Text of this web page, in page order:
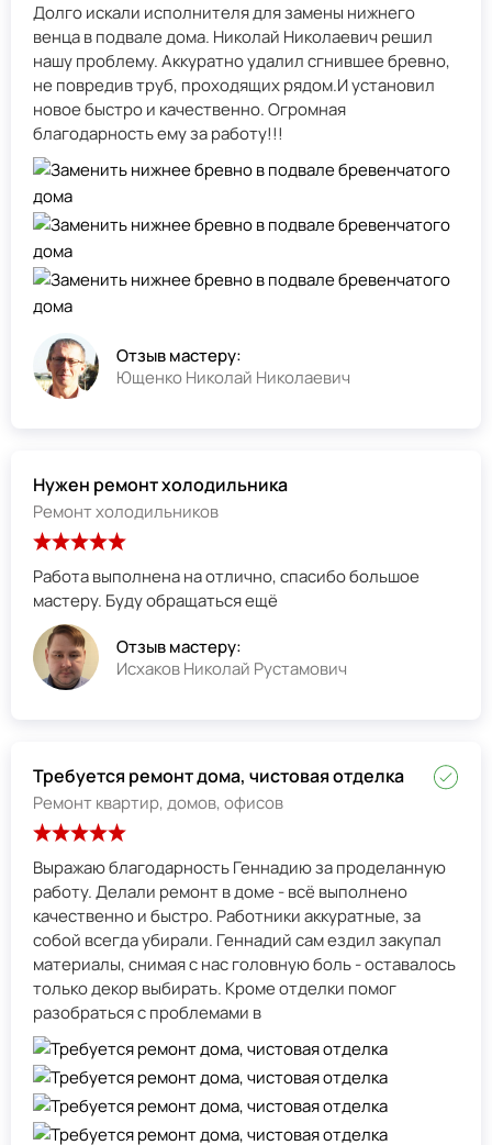
Долго искали исполнителя для замены нижнего
венца в подвале дома. Николай Николаевич решил
нашу проблему. Аккуратно удалил сгнившее бревно,
не повредив труб, проходящих рядом.И установил
новое быстро и качественно. Огромная
благодарность ему за работу!!!
Отзыв мастеру:
Ющенко Николай Николаевич
Нужен ремонт холодильника
Ремонт холодильников
Работа выполнена на отлично, спасибо большое
мастеру. Буду обращаться ещё
Отзыв мастеру:
Исхаков Николай Рустамович
Требуется ремонт дома, чистовая отделка
Ремонт квартир, домов, офисов
Выражаю благодарность Геннадию за проделанную
работу. Делали ремонт в доме - всё выполнено
качественно и быстро. Работники аккуратные, за
собой всегда убирали. Геннадий сам ездил закупал
материалы, снимая с нас головную боль - оставалось
только декор выбирать. Кроме отделки помог
разобраться с проблемами в